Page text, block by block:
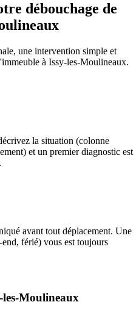
débouchage de
une intervention simple et
à Issy-les-Moulineaux.
la situation (colonne
et un premier diagnostic est
avant tout déplacement. Une
férié) vous est toujours
Moulineaux